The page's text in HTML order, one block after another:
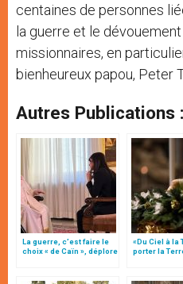
centaines de personnes
la guerre et le
missionnaires, en
bienheureux papou, Peter
Autres Publications :
La guerre, c’est faire le
choix « de Caïn », déplore
«Du Ciel à la
porter la